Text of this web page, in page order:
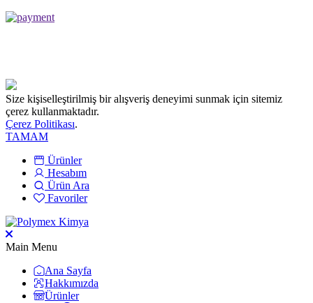
Size kişiselleştirilmiş bir alışveriş deneyimi sunmak için sitemiz
çerez kullanmaktadır.
Çerez Politikası.
TAMAM
Ürünler
Hesabım
Ürün Ara
Favoriler
Main Menu
Ana Sayfa
Hakkımızda
Ürünler